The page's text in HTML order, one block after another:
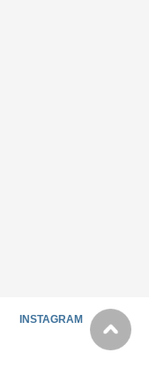
INSTAGRAM